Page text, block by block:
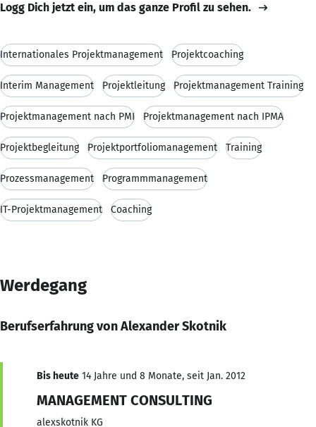
Logg Dich jetzt ein, um das ganze Profil zu sehen.
Internationales Projektmanagement Projektcoaching
Interim Management Projektleitung Projektmanagement Training
Projektmanagement nach PMI Projektmanagement nach IPMA
Projektbegleitung Projektportfoliomanagement Training
Prozessmanagement Programmmanagement
IT-Projektmanagement Coaching
Werdegang
Berufserfahrung von Alexander Skotnik
Bis heute 14 Jahre und 8 Monate, seit Jan. 2012
MANAGEMENT CONSULTING
alexskotnik KG